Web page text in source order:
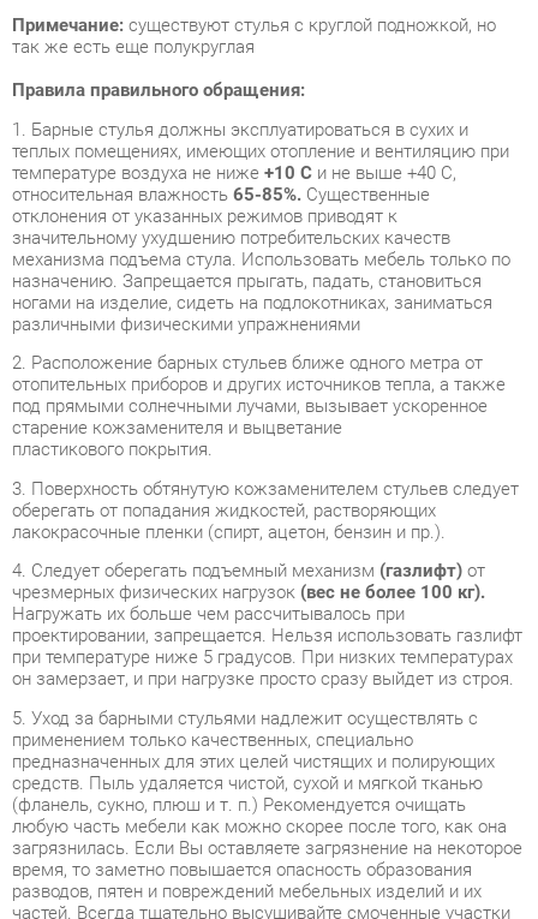
Правила правильного обращения:
1. Барные стулья должны эксплуатироваться в сухих и
температуре воздуха не ниже+10 Cи не выше +40 C,
отклонения от указанных режимов приводят к
значительному ухудшению потребительских качеств
механизма подъема стула. Использовать мебель только по
назначению. Запрещается прыгать, падать, становиться
ногами на изделие, сидеть на подлокотниках, заниматься
различными физическими упражнениями
2. Расположение барных стульев ближе одного метра от
отопительных приборов и других источников тепла, а также
под прямыми солнечными лучами, вызывает ускоренное
старение кожзаменителя и выцветание
пластикового покрытия.
3. Поверхность обтянутую кожзаменителем стульев следует
оберегать от попадания жидкостей, растворяющих
лакокрасочные пленки (спирт, ацетон, бензин и пр.).
4. Следует оберегать подъемный механизм
чрезмерных физических нагрузок(вес не более 100 кг).
Нагружать их больше чем рассчитывалось при
проектировании, запрещается. Нельзя использовать газлифт
при температуре ниже 5 градусов. При низких температурах
он замерзает, и при нагрузке просто сразу выйдет из строя.
5. Уход за барными стульями надлежит осуществлять с
применением только качественных, специально
предназначенных для этих целей чистящих и полирующих
средств. Пыль удаляется чистой, сухой и мягкой тканью
любую часть мебели как можно скорее после того, как она
загрязнилась. Если Вы оставляете загрязнение на некоторое
время, то заметно повышается опасность образования
разводов, пятен и повреждений мебельных изделий и их
частей. Всегда тщательно высушивайте смоченные участки
по окончании чистки. При чистке поверхности металлов
(хрома) не следует использовать средства, обладающие
абразивными или коррозионными свойствами, а также губки
с покрытием из металлического волокна.